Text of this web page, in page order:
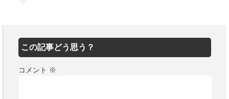
この記事どう思う？
コメント ※